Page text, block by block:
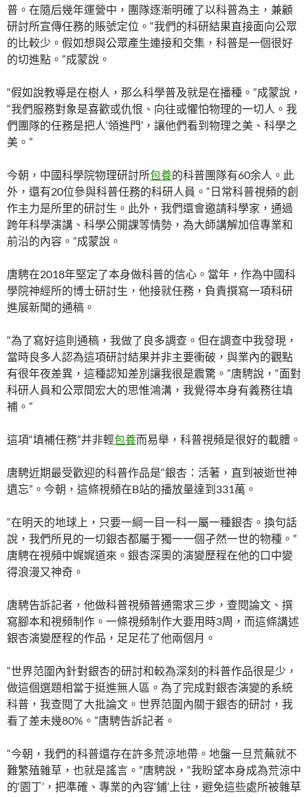
普。在隨后幾年運營中，團隊逐漸明確了以科普為主，兼顧
研討所宣傳任務的賬號定位。“我們的科研結果直接面向公眾
的比較少。假如想與公眾產生連接和交集，科普是一個很好
的切進點。”成蒙說。
“假如說教導是在樹人，那么科學普及就是在播種。”成蒙說，
“我們服務對象是喜歡或仇恨、向往或懼怕物理的一切人。我
們團隊的任務是把人‘領進門’，讓他們看到物理之美、科學之
美。”
今朝，中國科學院物理研討所包養的科普團隊有60余人。此
外，還有20位參與科普任務的科研人員。“日常科普視頻的創
作主力是所里的研討生。此外，我們還會邀請科學家，通過
跨年科學演講、科學公開課等情勢，為大師講解加倍專業和
前沿的內容。”成蒙說。
唐騁在2018年堅定了本身做科普的信心。當年，作為中國科
學院神經所的博士研討生，他接就任務，負責撰寫一項科研
進展新聞的通稿。
“為了寫好這則通稿，我做了良多調查。但在調查中我發現，
當時良多人認為這項研討結果并非主要衝破，與業內的觀點
有很年夜差異，這種認知差別讓我很是震驚。”唐騁說，“面對
科研人員和公眾間宏大的思惟鴻溝，我覺得本身有義務往填
補。”
這項“填補任務”并非輕包養而易舉，科普視頻是很好的載體。
唐騁近期最受歡迎的科普作品是“銀杏：活著，直到被逝世神
遺忘”。今朝，這條視頻在B站的播放量達到331萬。
“在明天的地球上，只要一綱一目一科一屬一種銀杏。換句話
說，我們所見的一切銀杏都屬于獨一一個孑然一世的物種。”
唐騁在視頻中娓娓道來。銀杏深奧的演變歷程在他的口中變
得浪漫又神奇。
唐騁告訴記者，他做科普視頻普通需求三步，查閱論文、撰
寫腳本和視頻制作。一條視頻制作大要用時3周，而這條講述
銀杏演變歷程的作品，足足花了他兩個月。
“世界范圍內針對銀杏的研討和較為深刻的科普作品很是少，
做這個選題相當于挺進無人區。為了完成對銀杏演變的系統
科普，我查閱了大批論文。世界范圍內關于銀杏的研討，我
看了差未幾80%。”唐騁告訴記者。
“今朝，我們的科普還存在許多荒涼地帶。地盤一旦荒蕪就不
難繁殖雜草，也就是謠言。”唐騁說，“我盼望本身成為荒涼中
的‘園丁’，把準確、專業的內容‘鋪’上往，避免這些處所被雜草